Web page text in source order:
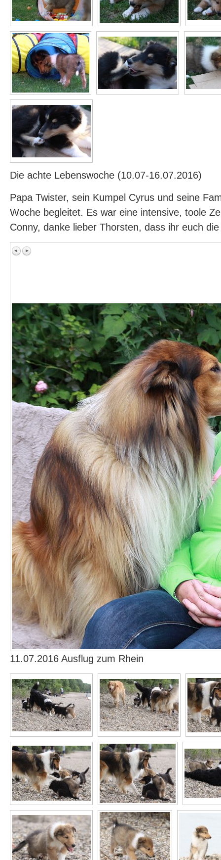
Die achte Lebenswoche (10.07-16.07.2016)
Papa Twister, sein Kumpel Cyrus und seine
Woche begleitet. Es war eine intensive, toole
Conny, danke lieber Thorsten, dass ihr euch
11.07.2016 Ausflug zum Rhein